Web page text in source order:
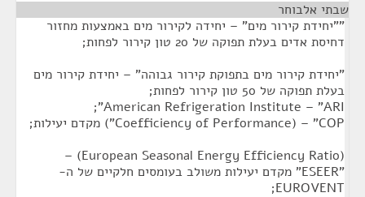
שבתי אלבוחר
""יחידת קירור מים" – יחידה לקירור מים באמצעות מחזור
דחיסת אדים בעלת תפוקה של 20 טון קירור לפחות;
"יחידת קירור מים בתפוקת קירור גבוהה" – יחידת קירור מים
בעלת תפוקה של 50 טון קירור לפחות;
American Refrigeration Institute – "ARI";
Coefficiency of Performance) – "COP") מקדם יעילות;
(European Seasonal Energy Efficiency Ratio) –
"ESEER" מקדם יעילות משולב בעומסים חלקיים של ה-
EUROVENT;